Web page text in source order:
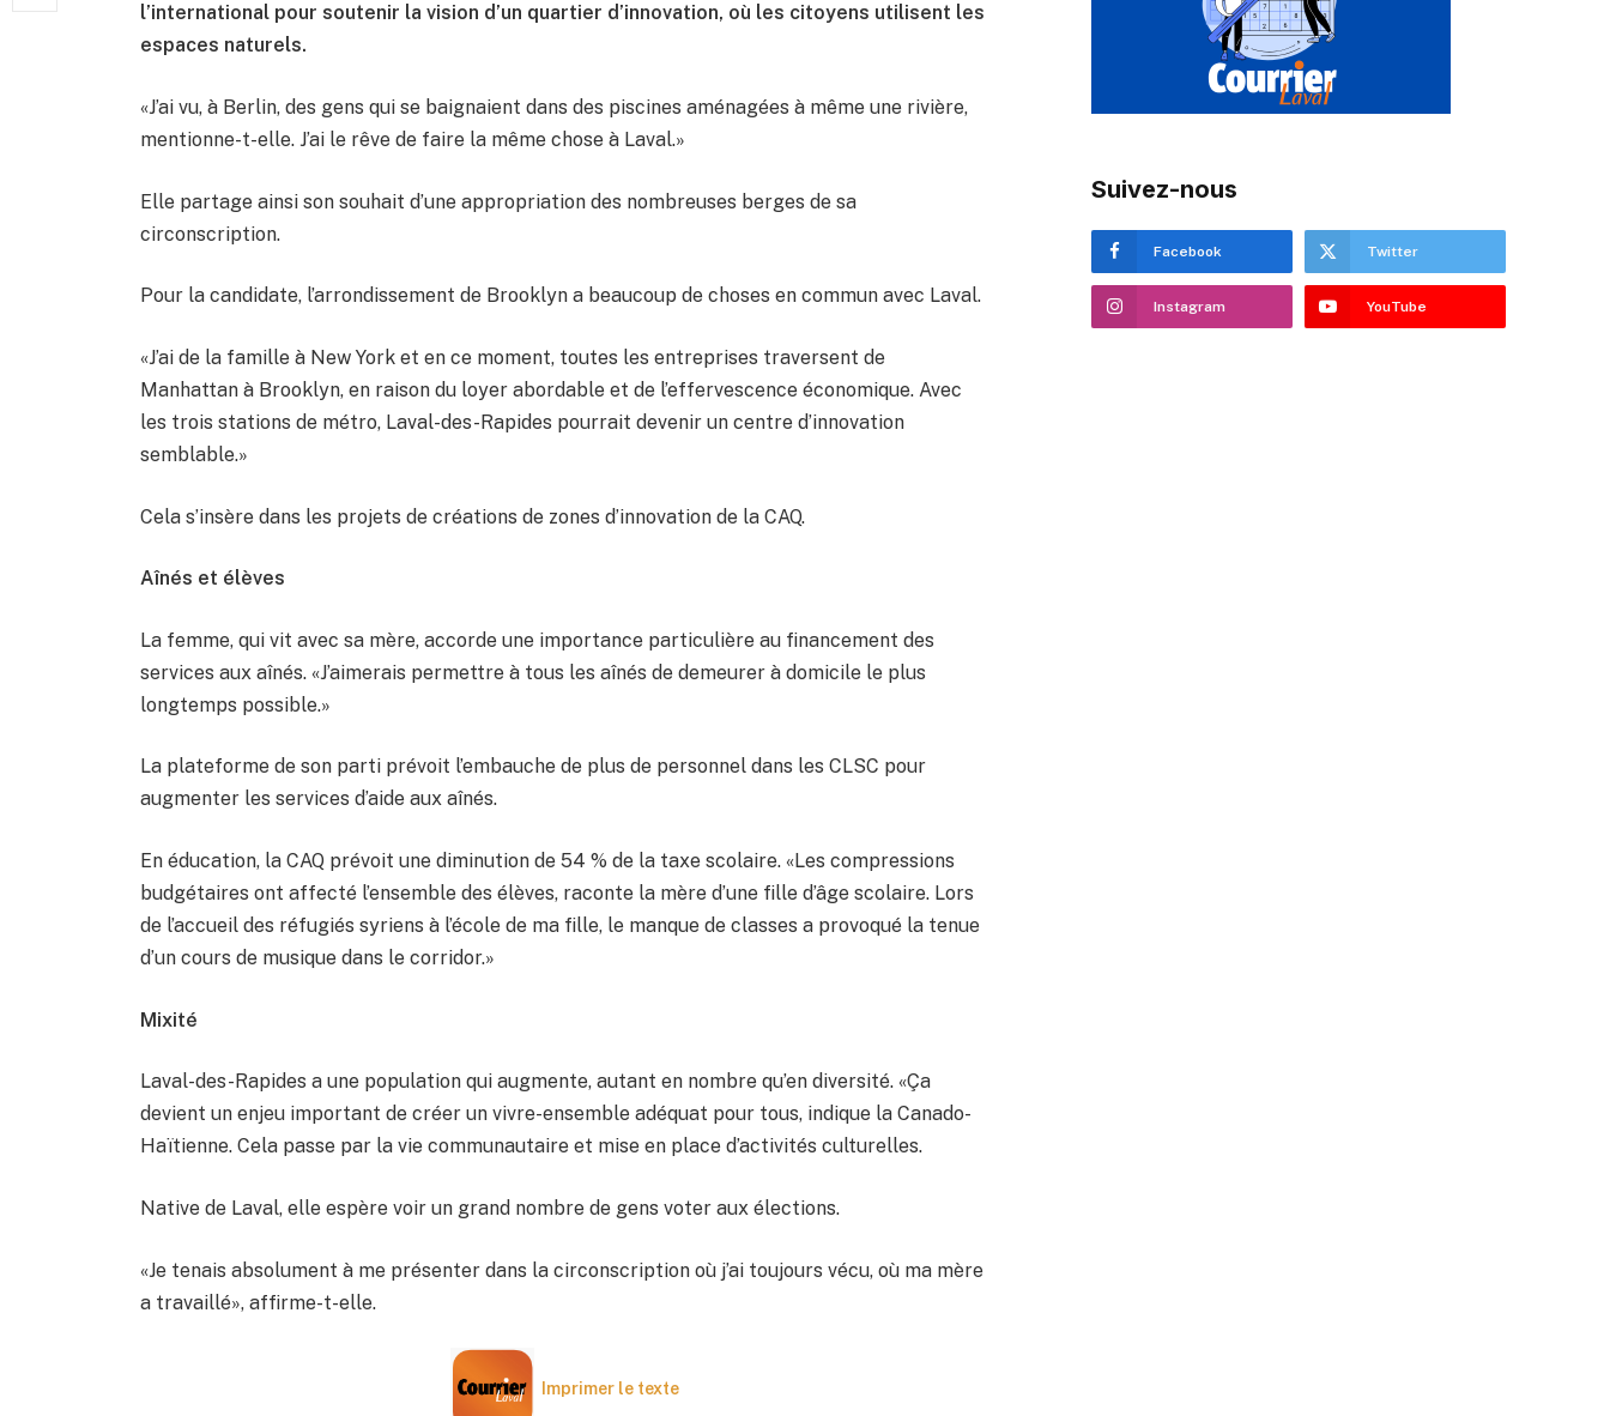
l’international pour soutenir la vision d’un quartier d’innovation, où les citoyens utilisent les
espaces naturels.
«J’ai vu, à Berlin, des gens qui se baignaient dans des piscines aménagées à même une rivière,
mentionne-t-elle. J’ai le rêve de faire la même chose à Laval.»
Elle partage ainsi son souhait d’une appropriation des nombreuses berges de sa
circonscription.
Pour la candidate, l’arrondissement de Brooklyn a beaucoup de choses en commun avec Laval.
«J’ai de la famille à New York et en ce moment, toutes les entreprises traversent de
Manhattan à Brooklyn, en raison du loyer abordable et de l’effervescence économique. Avec
les trois stations de métro, Laval-des-Rapides pourrait devenir un centre d’innovation
semblable.»
Cela s’insère dans les projets de créations de zones d’innovation de la CAQ.
Aînés et élèves
La femme, qui vit avec sa mère, accorde une importance particulière au financement des
services aux aînés. «J’aimerais permettre à tous les aînés de demeurer à domicile le plus
longtemps possible.»
La plateforme de son parti prévoit l’embauche de plus de personnel dans les CLSC pour
augmenter les services d’aide aux aînés.
En éducation, la CAQ prévoit une diminution de 54 % de la taxe scolaire. «Les compressions
budgétaires ont affecté l’ensemble des élèves, raconte la mère d’une fille d’âge scolaire. Lors
de l’accueil des réfugiés syriens à l’école de ma fille, le manque de classes a provoqué la tenue
d’un cours de musique dans le corridor.»
Mixité
Laval-des-Rapides a une population qui augmente, autant en nombre qu’en diversité. «Ça
devient un enjeu important de créer un vivre-ensemble adéquat pour tous, indique la Canado-
Haïtienne. Cela passe par la vie communautaire et mise en place d’activités culturelles.
Native de Laval, elle espère voir un grand nombre de gens voter aux élections.
«Je tenais absolument à me présenter dans la circonscription où j’ai toujours vécu, où ma mère
a travaillé», affirme-t-elle.
Imprimer le texte
Suivez-nous
Facebook Twitter
Instagram YouTube